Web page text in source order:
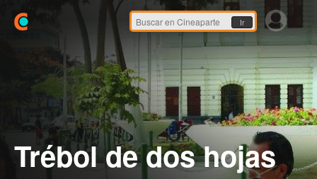
Ir
Trébol de dos hojas